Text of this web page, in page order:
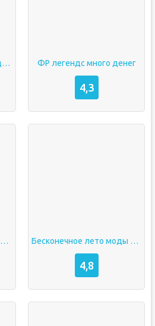
ФР легендс мод много денег ФР легендс много денег
4,3
моды на бесконечное лето 18 Бесконечное лето моды андроид
4,8